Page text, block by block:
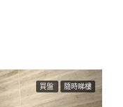
買盤 隨時睇樓